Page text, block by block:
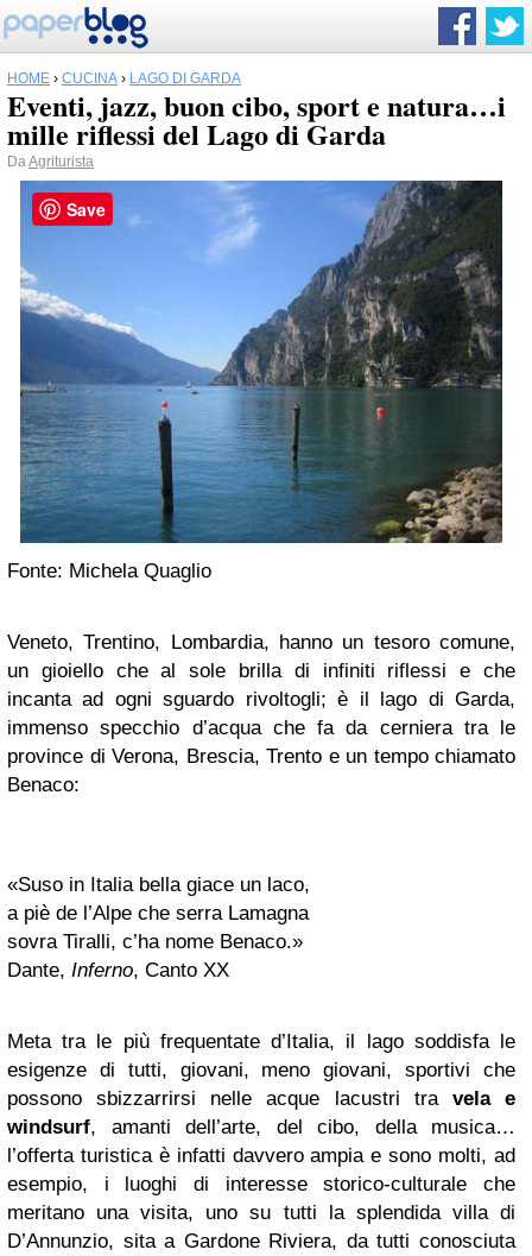
HOME › CUCINA › LAGO DI GARDA
Eventi, jazz, buon cibo, sport e natura…i
mille riflessi del Lago di Garda
DaAgriturista
Fonte: Michela Quaglio
Veneto, Trentino, Lombardia, hanno un tesoro comune,
un gioiello che al sole brilla di infiniti riflessi e che
incanta ad ogni sguardo rivoltogli; è il lago di Garda,
immenso specchio d’acqua che fa da cerniera tra le
province di Verona, Brescia, Trento e un tempo chiamato
Benaco:
«Suso in Italia bella giace un laco,
a piè de l’Alpe che serra Lamagna
sovra Tiralli, c’ha nome Benaco.»
Dante, Inferno, Canto XX
Meta tra le più frequentate d’Italia, il lago soddisfa le
esigenze di tutti, giovani, meno giovani, sportivi che
possono sbizzarrirsi nelle acque lacustri tra vela e
windsurf, amanti dell’arte, del cibo, della musica…
l’offerta turistica è infatti davvero ampia e sono molti, ad
esempio, i luoghi di interesse storico-culturale che
meritano una visita, uno su tutti la splendida villa di
D’Annunzio, sita a Gardone Riviera, da tutti conosciuta
Save